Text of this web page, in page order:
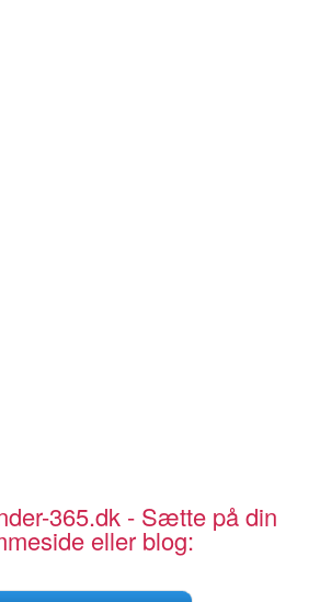
365.dk - Sætte på din
eller blog: